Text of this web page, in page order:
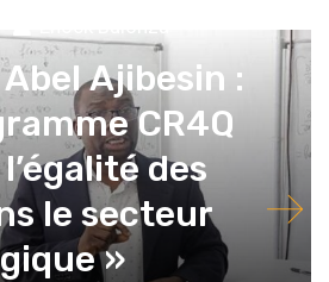
Ajibesin :
CR4Q
des
le secteur
»